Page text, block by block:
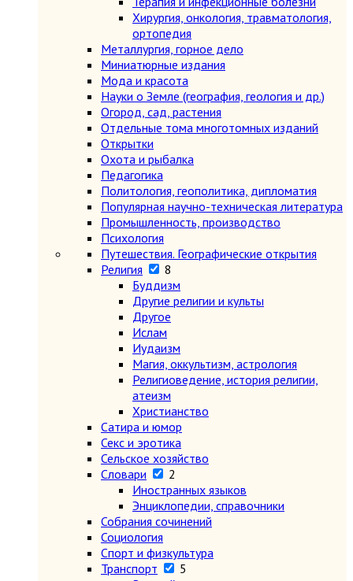
Хирургия, онкология, травматология,
ортопедия
Металлургия, горное дело
Миниатюрные издания
Мода и красота
Науки о Земле (география, геология и др.)
Огород, сад, растения
Отдельные тома многотомных изданий
Открытки
Охота и рыбалка
Педагогика
Политология, геополитика, дипломатия
Популярная научно-техническая литература
Промышленность, производство
Психология
Путешествия. Географические открытия
Религия
8
Буддизм
Другие религии и культы
Другое
Ислам
Иудаизм
Магия, оккультизм, астрология
Религиоведение, история религии,
атеизм
Христианство
Сатира и юмор
Секс и эротика
Сельское хозяйство
Словари
2
Иностранных языков
Энциклопедии, справочники
Собрания сочинений
Социология
Спорт и физкультура
Транспорт
5